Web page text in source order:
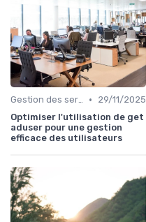
Gestion des serveurs •
29/11/2025
Optimiser l'utilisation de get
aduser pour une gestion
efficace des utilisateurs